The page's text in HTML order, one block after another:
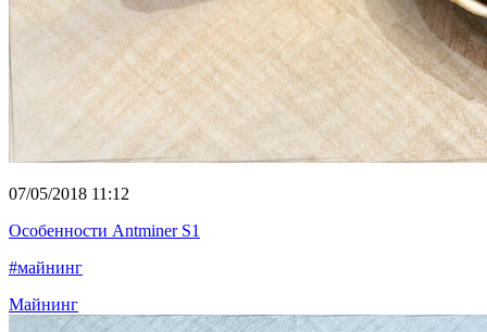
07/05/2018 11:12
Особенности Antminer S1
#майнинг
Майнинг